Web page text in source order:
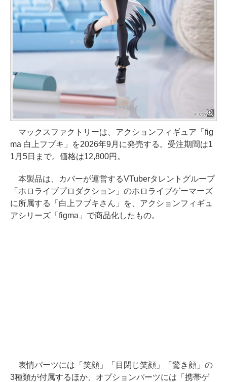
マックスファクトリーは、アクションフィギュア「fig
ma 白上フブキ」を2026年9月に発売する。受注期間は1
1月5日まで。価格は12,800円。
本製品は、カバーが運営するVTuberタレントグループ
「ホロライブプロダクション」のホロライブゲーマーズ
に所属する「白上フブキさん」を、アクションフィギュ
アシリーズ「figma」で商品化したもの。
表情パーツには「笑顔」「目閉じ笑顔」「驚き顔」の
3種類が付属するほか、オプションパーツには「携帯ゲ